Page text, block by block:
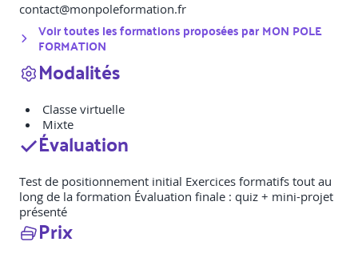
contact@monpoleformation.fr
Voir toutes les formations proposées parMON POLE
FORMATION
Modalités
Classe virtuelle
Mixte
Évaluation
Test de positionnement initial Exercices formatifs tout au
long de la formation Évaluation finale : quiz + mini-projet
présenté
Prix